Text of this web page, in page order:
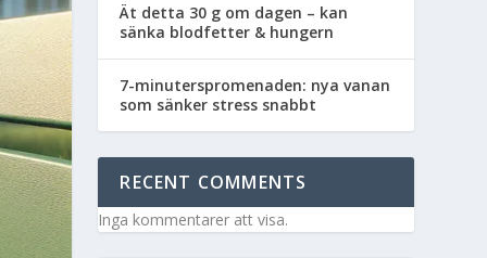
Ät detta 30 g om dagen – kan
sänka blodfetter & hungern
7-minuterspromenaden: nya vanan
som sänker stress snabbt
RECENT COMMENTS
Inga kommentarer att visa.